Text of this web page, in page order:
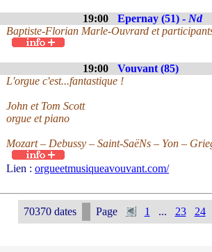
19:00 Epernay (51) - Nd
Baptiste-Florian Marle-Ouvrard et
19:00 Vouvant (85)
L'orgue c'est...fantastique !
John et Tom Scott
orgue et piano
Mozart – Debussy – Saint-SaëNs – Yon –
Lien : orgueetmusiqueavouvant.com/
70370 dates Page 1 ... 23 24